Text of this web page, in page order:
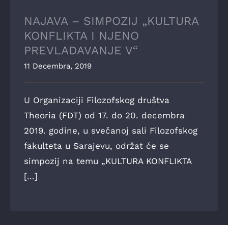
NAJAVA – SIMPOZIJ „KULTURA
KONFLIKTA I NJENO
PREVLADAVANJE V“
11 Decembra, 2019
U Organizaciji Filozofskog društva
Theoria (FDT) od 17. do 20. decembra
2019. godine, u svečanoj sali Filozofskog
fakulteta u Sarajevu, održat će se
simpozij na temu „KULTURA KONFLIKTA
[...]